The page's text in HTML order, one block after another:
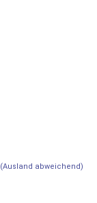
(Ausland abweichend)